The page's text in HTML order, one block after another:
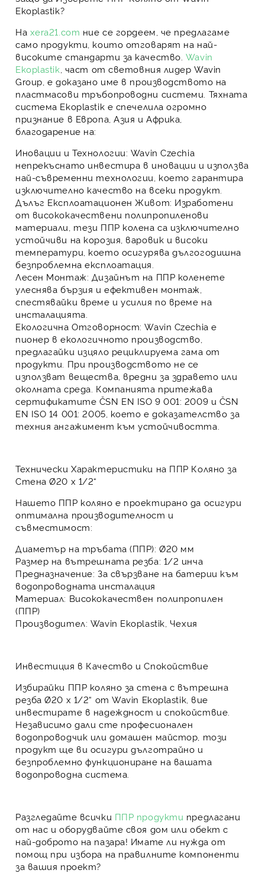
Ekoplastik?
На xera21.com ние се гордеем, че предлагаме
само продукти, които отговарят на най-
високите стандарти за качество. Wavin
Ekoplastik , част от световния лидерWavin
Group , е доказано име в производството на
пластмасови тръбопроводни системи. Тяхната
система Ekoplastik е спечелила огромно
признание в Европа, Азия и Африка,
благодарение на:
Иновации и Технологии: Wavin Czechia
непрекъснато инвестира в иновации и използва
най-съвременни технологии, което гарантира
изключително качество на всеки продукт.
Дълъг Експлоатационен Живот: Изработени
от висококачествени полипропиленови
материали, тези ППР колена са изключително
устойчиви на корозия, варовик и високи
температури, което осигурява дългогодишна
безпроблемна експлоатация.
Лесен Монтаж: Дизайнът на ППР коленете
улеснява бързия и ефективен монтаж,
спестявайки време и усилия по време на
инсталацията.
Екологична Отговорност: Wavin Czechia е
пионер в екологичното производство,
предлагайки изцяло рециклируема гама от
продукти. При производството не се
използват вещества, вредни за здравето или
околната среда. Компанията притежава
сертификатите ČSN EN ISO 9 001: 2009 и ČSN
EN ISO 14 001: 2005, което е доказателство за
техния ангажимент към устойчивостта.
Технически Характеристики на ППР Коляно за
Стена Ø20 х 1/2“
Нашето ППР коляно е проектирано да осигури
оптимална производителност и
съвместимост:
Диаметър на тръбата (ППР): Ø20 мм
Размер на вътрешната резба: 1/2 инча
Предназначение: За свързване на батерии към
водопроводната инсталация
Материал: Висококачествен полипропилен
(ППР)
Производител: Wavin Ekoplastik, Чехия
Инвестиция в Качество и Спокойствие
Избирайки ППР коляно за стена с вътрешна
резба Ø20 х 1/2“ от Wavin Ekoplastik, вие
инвестирате в надеждност и спокойствие.
Независимо дали сте професионален
водопроводчик или домашен майстор, този
продукт ще ви осигури дълготрайно и
безпроблемно функциониране на вашата
водопроводна система.
Разгледайте всички ППР продукти предлагани
от нас и оборудвайте своя дом или обект с
най-доброто на пазара! Имате ли нужда от
помощ при избора на правилните компоненти
за вашия проект?